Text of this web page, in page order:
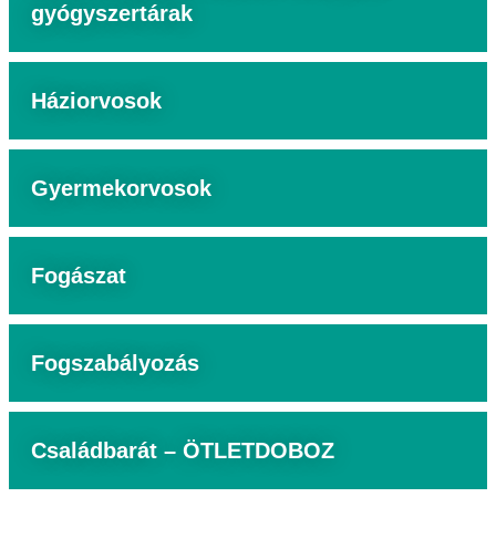
gyógyszertárak
Háziorvosok
Gyermekorvosok
Fogászat
Fogszabályozás
Családbarát – ÖTLETDOBOZ